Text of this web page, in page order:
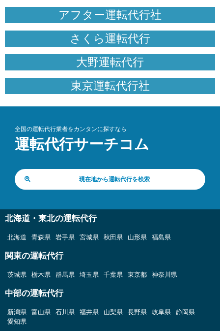
アフター運転代行社
さくら運転代行
大野運転代行
東京運転代行社
全国の運転代行業者をカンタンに探すなら
運転代行サーチコム
現在地から運転代行を検索
北海道・東北の運転代行
北海道 青森県 岩手県 宮城県 秋田県 山形県 福島県
関東の運転代行
茨城県 栃木県 群馬県 埼玉県 千葉県 東京都 神奈川県
中部の運転代行
新潟県 富山県 石川県 福井県 山梨県 長野県 岐阜県
静岡県
愛知県